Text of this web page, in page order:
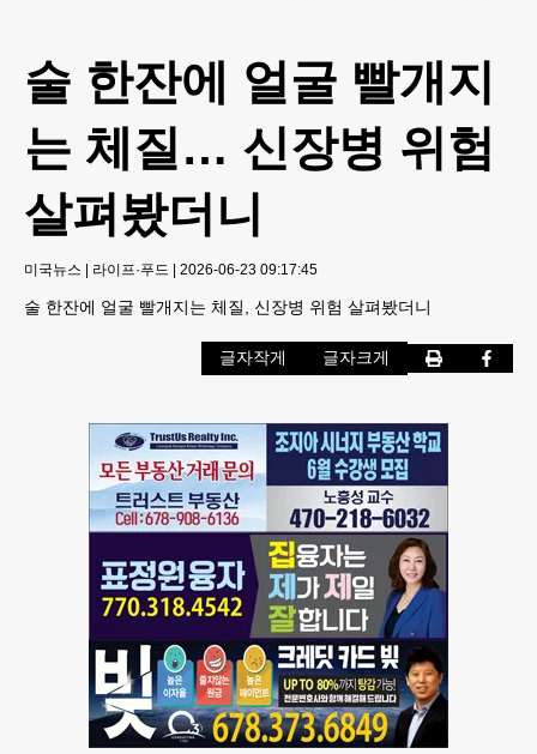
술 한잔에 얼굴 빨개지
는 체질… 신장병 위험
살펴봤더니
미국뉴스 | 라이프·푸드 | 2026-06-23 09:17:45
술 한잔에 얼굴 빨개지는 체질, 신장병 위험 살펴봤더니
글자작게 글자크게